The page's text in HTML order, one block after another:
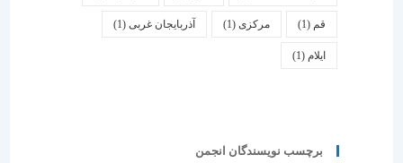
مرکزی آذربایجان غربی(1)
برچسب نویسندگان انجمن